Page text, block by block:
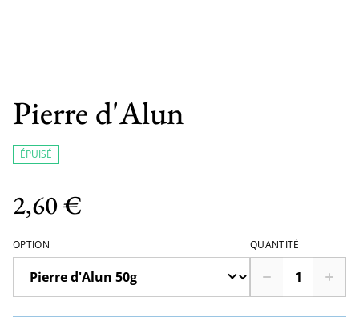
Pierre d'Alun
ÉPUISÉ
2,60 €
OPTION QUANTITÉ